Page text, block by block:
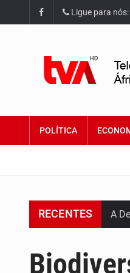
Ligue para
POLÍTICA
RECENTES A